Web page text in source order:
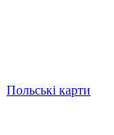
Польські карти